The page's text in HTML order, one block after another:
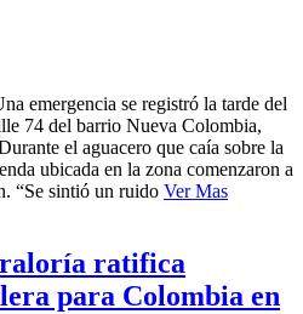
emergencia se registró la tarde del
74 del barrio Nueva Colombia,
el aguacero que caía sobre la
ubicada en la zona comenzaron a
“Se sintió un ruido Ver Mas
ratifica
para Colombia en